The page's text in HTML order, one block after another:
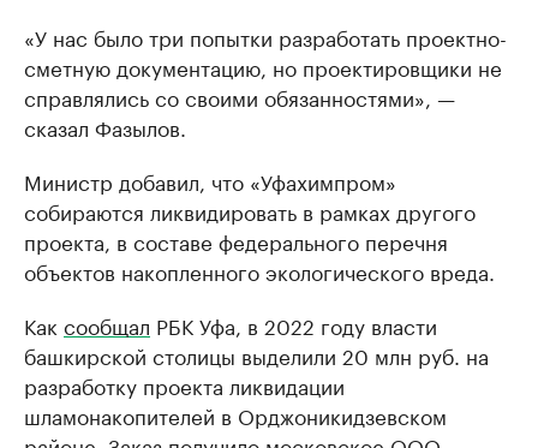
«У нас было три попытки разработать проектно-
сметную документацию, но проектировщики не
справлялись со своими обязанностями», —
сказал Фазылов.
Министр добавил, что «Уфахимпром»
собираются ликвидировать в рамках другого
проекта, в составе федерального перечня
объектов накопленного экологического вреда.
Как сообщал РБК Уфа, в 2022 году власти
башкирской столицы выделили 20 млн руб. на
разработку проекта ликвидации
шламонакопителей в Орджоникидзевском